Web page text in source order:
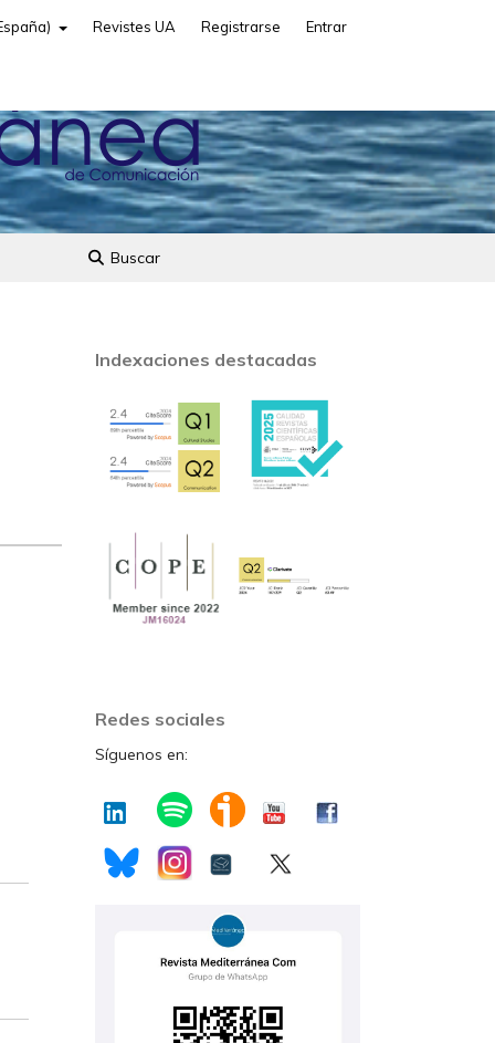
Buscar
Revistes UA Registrarse Entrar
Indexaciones destacadas
Redes sociales
Síguenos en: